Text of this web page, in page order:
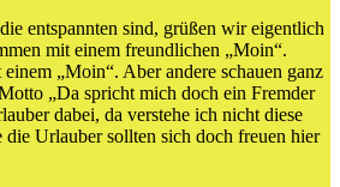
entspannten sind, grüßen wir eigentlich
mit einem freundlichen „Moin“.
„Moin“. Aber andere schauen ganz
„Da spricht mich doch ein Fremder
dabei, da verstehe ich nicht diese
die Urlauber sollten sich doch freuen hier